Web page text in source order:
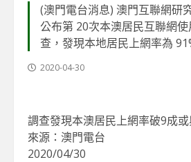
(澳門電台消息) 澳門互聯網研
公布第 20次本澳居民互聯網
查，發現本地居民上網率為
2020-04-30
調查發現本澳居民上網率破9成
來源：澳門電台
2020/04/30